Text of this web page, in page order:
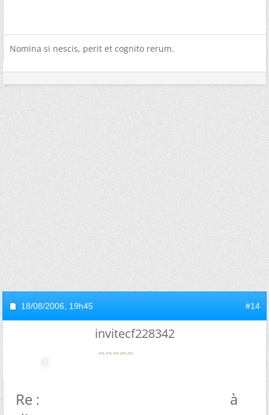
Nomina si nescis, perit et cognito rerum.
18/08/2006, 19h45 #14
invitecf228342
Re : Il ne me reste qu'une chose à